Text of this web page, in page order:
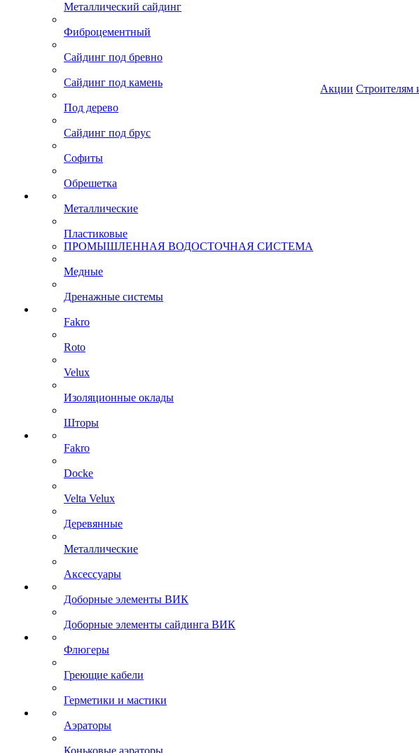
Металлический сайдинг
Фиброцементный
Сайдинг под бревно
Сайдинг под камень
Под дерево
Сайдинг под брус
Софиты
Обрешетка
Металлические
Пластиковые
ПРОМЫШЛЕННАЯ ВОДОСТОЧНАЯ СИСТЕМА
Медные
Дренажные системы
Fakro
Roto
Velux
Изоляционные оклады
Шторы
Fakro
Docke
Velta Velux
Деревянные
Металлические
Аксессуары
Доборные элементы ВИК
Доборные элементы сайдинга ВИК
Флюгеры
Греющие кабели
Герметики и мастики
Аэраторы
Коньковые аэраторы
Акции Строителям